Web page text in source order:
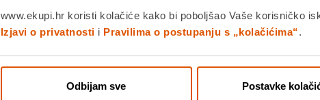
www.ekupi.hr koristi kolačiće kako bi poboljšao Vaše korisničko
Izjavi o privatnosti i Pravilima o postupanju s „kolačićima“.
Odbijam sve Postavke
SSD 1: 1024 GB
Model grafičke kartice: Intel Arc
140V
Vrsta namjene laptopa:
SSD 1: 512 GB
Model
780M
Vrsta namjene